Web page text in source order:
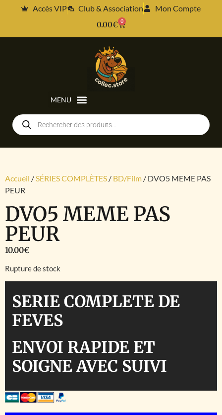
Accès VIP Club & Association
Mon Compte
0.00€ 0
Accueil /SÉRIES COMPLÈTES / BD/Film / DVO5 MEME PAS
PEUR
DVO5 MEME PAS
PEUR
10.00€
Rupture de stock
SERIE COMPLETE DE
FEVES
ENVOI RAPIDE ET
SOIGNE AVEC SUIVI